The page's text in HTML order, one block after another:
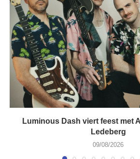
Luminous Dash viert feest met
Ledeberg
09/08/2026